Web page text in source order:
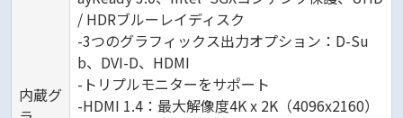
内蔵グ
/ HDRブルーレイディスク
-3つのグラフィックス出力オプション：D-Su
b、DVI-D、HDMI
-トリプルモニターをサポート
-HDMI 1.4：最大解像度4K x 2K（4096x2160）